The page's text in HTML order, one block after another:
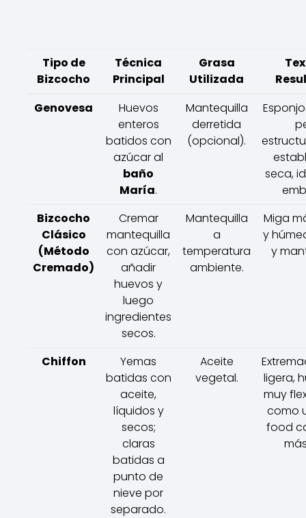
Tipo de
Bizcocho
Técnica
Principal
Grasa
Utilizada
Genovesa
Huevos
enteros
batidos con
azúcar al
baño
María.
Mantequilla
derretida
(opcional).
seca,
Bizcocho
Clásico
(Método
Cremado)
Cremar
mantequilla
con azúcar,
añadir
huevos y
luego
ingredientes
secos.
Mantequilla
a
temperatura
ambiente.
Miga
y
y
Chiffon
Yemas
batidas con
aceite,
líquidos y
secos;
claras
batidas a
punto de
nieve por
separado.
Aceite
vegetal.
ligera,
muy
como
food